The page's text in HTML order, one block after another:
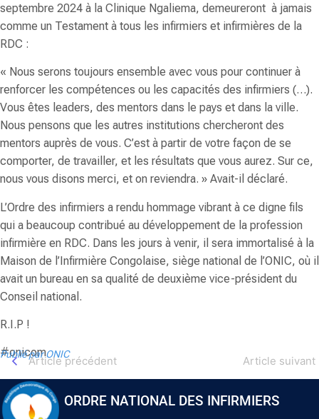
septembre 2024 à la Clinique Ngaliema, demeureront à jamais
comme un Testament à tous les infirmiers et infirmières de la
RDC :
« Nous serons toujours ensemble avec vous pour continuer à
renforcer les compétences ou les capacités des infirmiers (…).
Vous êtes leaders, des mentors dans le pays et dans la ville.
Nous pensons que les autres institutions chercheront des
mentors auprès de vous. C’est à partir de votre façon de se
comporter, de travailler, et les résultats que vous aurez. Sur ce,
nous vous disons merci, et on reviendra. » Avait-il déclaré.
L’Ordre des infirmiers a rendu hommage vibrant à ce digne fils
qui a beaucoup contribué au développement de la profession
infirmière en RDC. Dans les jours à venir, il sera immortalisé à la
Maison de l’Infirmière Congolaise, siège national de l’ONIC, où il
avait un bureau en sa qualité de deuxième vice-président du
Conseil national.
R.I.P !
#onicom
Publié par ONIC
Article précédent Article suivant
ORDRE NATIONAL DES INFIRMIERS